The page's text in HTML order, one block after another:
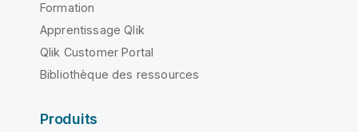
Formation
Apprentissage Qlik
Qlik Customer Portal
Bibliothèque des ressources
Produits